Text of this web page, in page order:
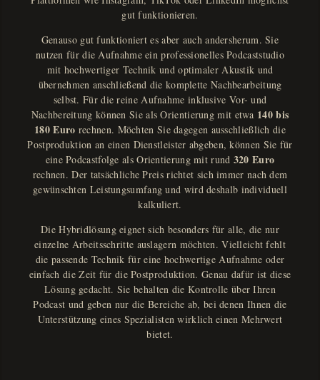
gut funktionieren.
Genauso gut funktioniert es aber auch andersherum. Sie
nutzen für die Aufnahme ein professionelles Podcaststudio
mit hochwertiger Technik und optimaler Akustik und
übernehmen anschließend die komplette Nachbearbeitung
selbst. Für die reine Aufnahme inklusive Vor- und
Nachbereitung können Sie als Orientierung mit etwa 140 bis
180 Euro rechnen. Möchten Sie dagegen ausschließlich die
Postproduktion an einen Dienstleister abgeben, können Sie für
eine Podcastfolge als Orientierung mit rund 320 Euro
rechnen. Der tatsächliche Preis richtet sich immer nach dem
gewünschten Leistungsumfang und wird deshalb individuell
kalkuliert.
Die Hybridlösung eignet sich besonders für alle, die nur
einzelne Arbeitsschritte auslagern möchten. Vielleicht fehlt
die passende Technik für eine hochwertige Aufnahme oder
einfach die Zeit für die Postproduktion. Genau dafür ist diese
Lösung gedacht. Sie behalten die Kontrolle über Ihren
Podcast und geben nur die Bereiche ab, bei denen Ihnen die
Unterstützung eines Spezialisten wirklich einen Mehrwert
bietet.